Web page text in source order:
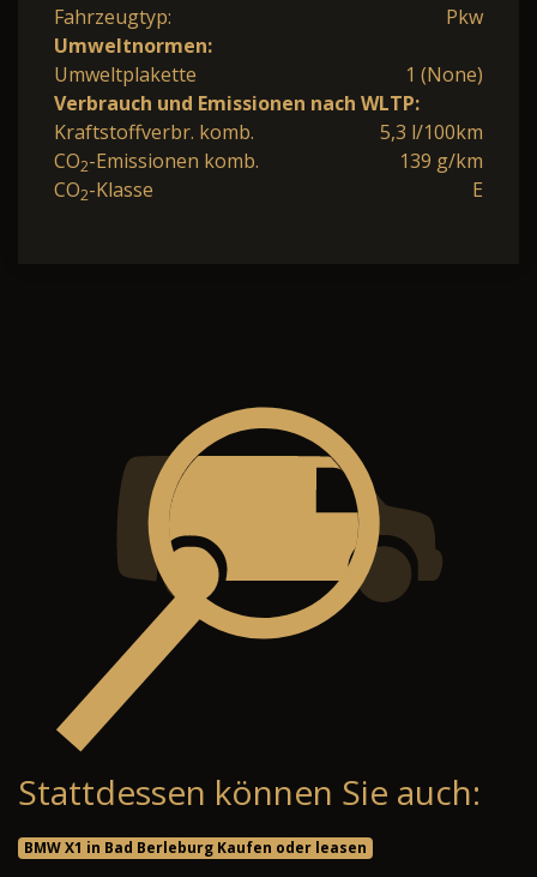
Fahrzeugtyp:
Pkw
Umweltnormen:
Umweltplakette
1 (None)
Verbrauch und Emissionen nach WLTP:
Kraftstoffverbr. komb.
5,3 l/100km
CO2-Emissionen komb.
139 g/km
CO2-Klasse E
Stattdessen können Sie auch:
BMW X1 in Bad Berleburg Kaufen oder leasen